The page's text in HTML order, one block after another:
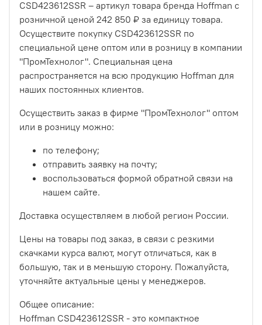
CSD423612SSR – артикул товара бренда Hoffman с
розничной ценой 242 850 ₽ за единицу товара.
Осуществите покупку CSD423612SSR по
специальной цене оптом или в розницу в компании
"ПромТехнолог". Специальная цена
распространяется на всю продукцию Hoffman для
наших постоянных клиентов.
Осуществить заказ в фирме "ПромТехнолог" оптом
или в розницу можно:
по телефону;
отправить заявку на почту;
воспользоваться формой обратной связи на
нашем сайте.
Доставка осуществляем в любой регион России.
Цены на товары под заказ, в связи с резкими
скачками курса валют, могут отличаться, как в
большую, так и в меньшую сторону. Пожалуйста,
уточняйте актуальные цены у менеджеров.
Общее описание:
Hoffman CSD423612SSR - это компактное